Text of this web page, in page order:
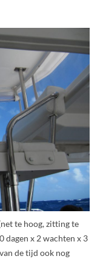
te hoog, zitting te
dagen x 2 wachten x 3
de tijd ook nog